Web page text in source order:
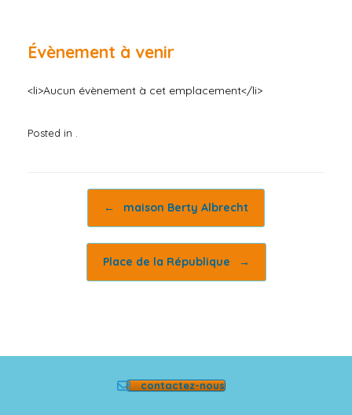
Évènement à venir
<li>Aucun évènement à cet emplacement</li>
Posted in .
← maison Berty Albrecht
Place de la République →
contactez-nous